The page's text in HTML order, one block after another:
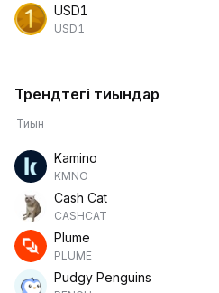
USD1
USD1
Трендтегі тиындар
Тиын
Kamino
KMNO
Cash Cat
CASHCAT
Plume
PLUME
Pudgy Penguins